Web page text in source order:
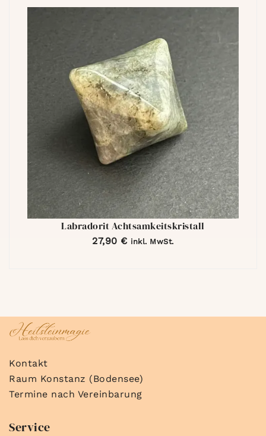
Labradorit Achtsamkeitskristall
27,90 € inkl. MwSt.
Kontakt
Raum Konstanz (Bodensee)
Termine nach Vereinbarung
Service